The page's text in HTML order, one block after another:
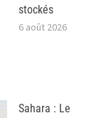
stockés
6 août 2026
Sahara : Le